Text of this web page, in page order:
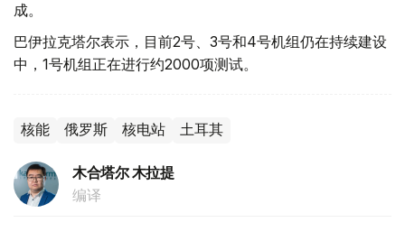
成。
巴伊拉克塔尔表示，目前2号、3号和4号机组仍在持续建设
中，1号机组正在进行约2000项测试。
核能 俄罗斯 核电站 土耳其
木合塔尔 木拉提
编译